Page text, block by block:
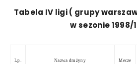
Tabela IV ligi ( grupy
w sezonie 1998/
Lp. Nazwa drużyny Mecze